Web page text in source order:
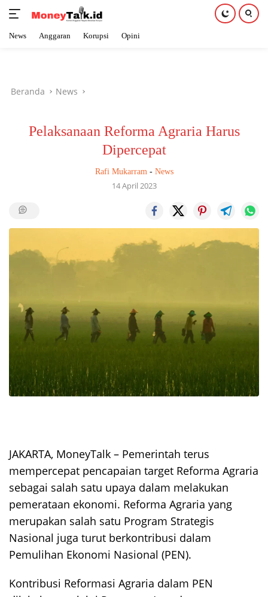
News Anggaran Korupsi Opini
Beranda News
Pelaksanaan Reforma Agraria Harus
Dipercepat
Rafi Mukarram- News
14 April 2023
JAKARTA, MoneyTalk – Pemerintah terus
mempercepat pencapaian target Reforma Agraria
sebagai salah satu upaya dalam melakukan
pemerataan ekonomi. Reforma Agraria yang
merupakan salah satu Program Strategis
Nasional juga turut berkontribusi dalam
Pemulihan Ekonomi Nasional (PEN).
Kontribusi Reformasi Agraria dalam PEN